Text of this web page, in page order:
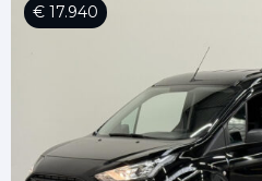
€ 17.940